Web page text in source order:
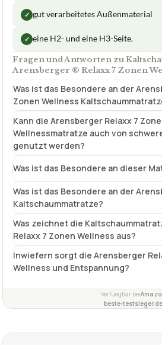
✓ gut verarbeitetes Außenmaterial
✓ eine H2- und eine H3-Seite.
Fragen und Antworten zu
Arensberger ® Relaxx 7 Zonen
Was ist das Besondere an der
Zonen Wellness
Kann die Arensberger Relaxx 7
Wellnessmatratze auch von
genutzt werden?
Was ist das Besondere an dieser
Was ist das Besondere an der
Kaltschaummatratze?
Was zeichnet die
Relaxx 7 Zonen Wellness aus?
Inwiefern sorgt die Arensberger
Wellness und Entspannung?
Verfuegbar bei
beste-testsieger.de